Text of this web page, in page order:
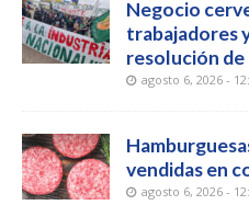
Negocio
trabajadores
resolución de
agosto 6, 2026 -
vendidas en
agosto 6, 2026 -